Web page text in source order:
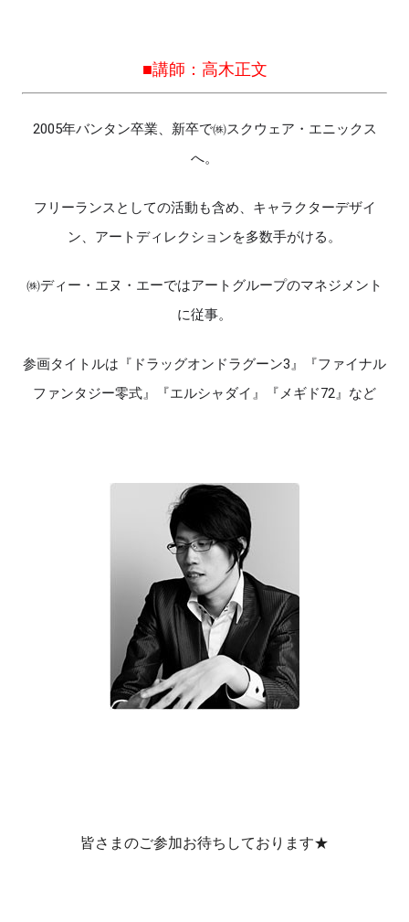
■講師：高木正文
2005年バンタン卒業、新卒で㈱スクウェア・エニックス
へ。
フリーランスとしての活動も含め、キャラクターデザイ
ン、アートディレクションを多数手がける。
㈱ディー・エヌ・エーではアートグループのマネジメント
に従事。
参画タイトルは『ドラッグオンドラグーン3』『ファイナル
ファンタジー零式』『エルシャダイ』『メギド72』など
皆さまのご参加お待ちしております★